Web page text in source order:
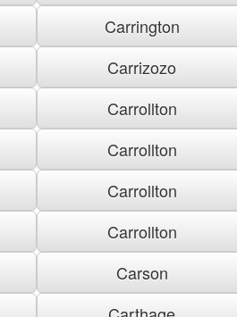
Carrington
Carrizozo
Carrollton
Carrollton
Carrollton
Carrollton
Carson